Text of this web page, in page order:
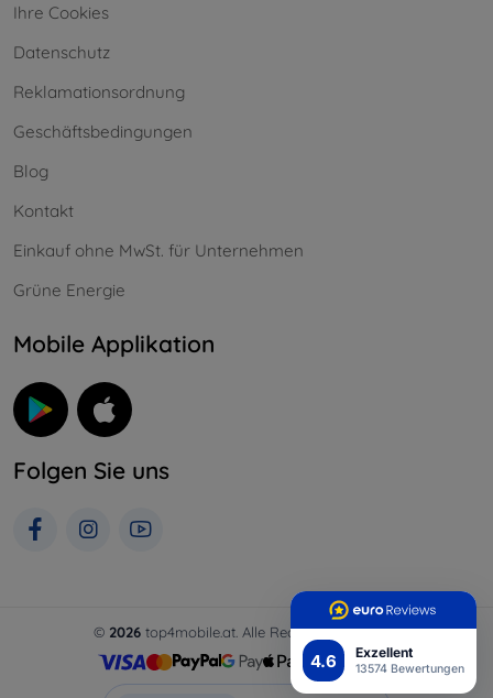
4.6 Exzellent
13574 Bewertungen
Ihre Cookies
Datenschutz
Reklamationsordnung
Geschäftsbedingungen
Blog
Kontakt
Einkauf ohne MwSt. für Unternehmen
Grüne Energie
Mobile Applikation
Folgen Sie uns
© 2026top4mobile.at. Alle Rechte vorbehalten.